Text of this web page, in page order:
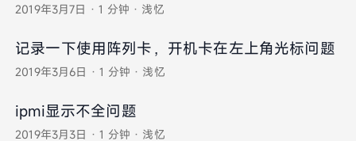
2019年3月7日 ·1 分钟 · 浅忆
记录一下使用阵列卡，开机卡在左上角光标问题
2019年3月6日 ·1 分钟 · 浅忆
ipmi显示不全问题
2019年3月3日 ·1 分钟 · 浅忆